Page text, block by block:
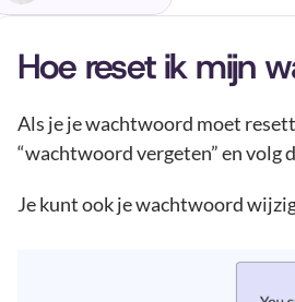
Hoe reset ik mijn
Als je je wachtwoord moet
“wachtwoord vergeten” en volg
Je kunt ook je wachtwoord